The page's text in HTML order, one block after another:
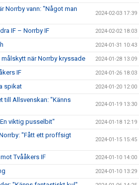
Norrby vann: "Något man
2024-02-03 17:39
IF – Norrby IF 2024-02-02 18:03
2024-01-31 10:43
när Norrby kryssade 2024-01-28 13:09
IF 2024-01-26 18:03
spikat 2024-01-20 12:00
till Allsvenskan: "Känns
2024-01-19 13:30
viktig pusselbit" 2024-01-18 12:19
"Fått ett proffsigt
2024-01-15 15:45
Tvååkers IF 2024-01-10 14:00
2024-01-10 13:29